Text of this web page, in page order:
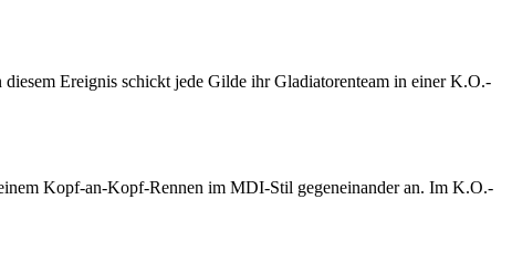
Ereignis schickt jede Gilde ihr Gladiatorenteam in einer K.O.-
Kopf-an-Kopf-Rennen im MDI-Stil gegeneinander an. Im K.O.-